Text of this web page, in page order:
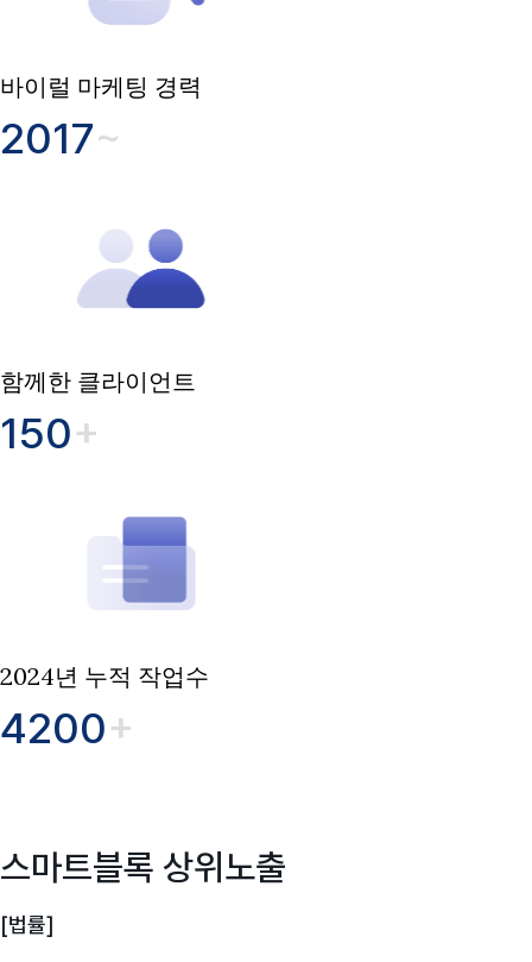
바이럴 마케팅 경력
2017~
함께한 클라이언트
150+
2024년 누적 작업수
4200+
스마트블록 상위노출
[법률]